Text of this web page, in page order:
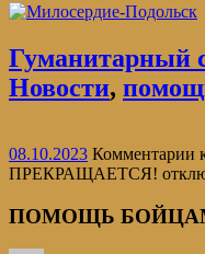
Гуманитарный
Новости,
08.10.2023 Комментарии
ПРЕКРАЩАЕТСЯ!
ПОМОЩЬ